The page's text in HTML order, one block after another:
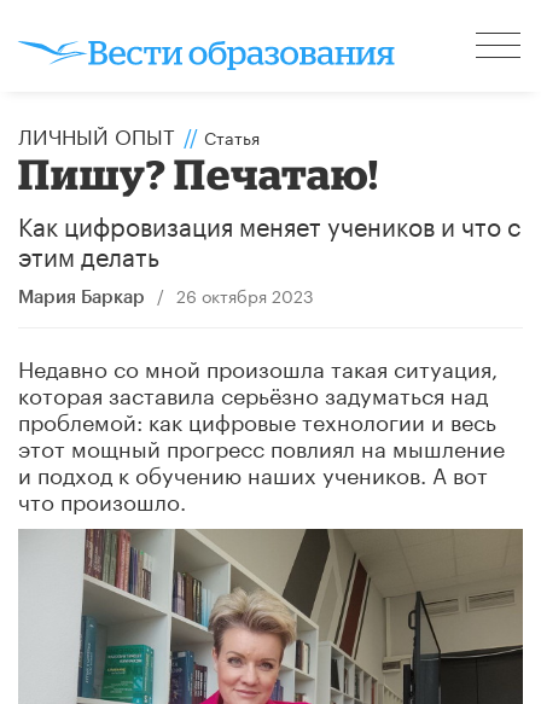
ЛИЧНЫЙ ОПЫТ // Статья
Пишу? Печатаю!
Как цифровизация меняет учеников и что с
этим делать
Мария Баркар / 26 октября 2023
Недавно со мной произошла такая ситуация,
которая заставила серьёзно задуматься над
проблемой: как цифровые технологии и весь
этот мощный прогресс повлиял на мышление
и подход к обучению наших учеников. А вот
что произошло.